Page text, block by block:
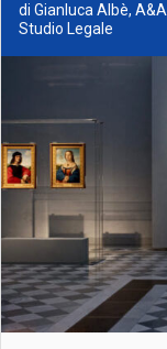
di Gianluca Albè,
Studio Legale